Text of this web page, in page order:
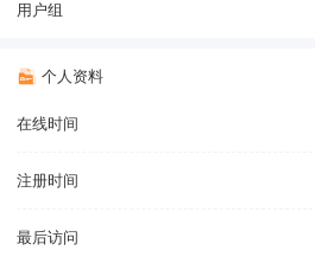
用户组
个人资料
在线时间
注册时间
最后访问